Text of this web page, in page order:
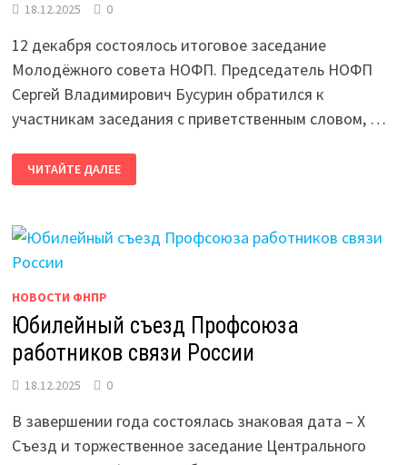
18.12.2025 0
12 декабря состоялось итоговое заседание
Молодёжного совета НОФП. Председатель НОФП
Сергей Владимирович Бусурин обратился к
участникам заседания с приветственным словом, …
ИТОГОВОЕ
ЗАСЕДАНИЕ
МОЛОДЁЖНОГО
ЧИТАЙТЕ ДАЛЕЕ
НОВОСТИ ФНПР
Юбилейный съезд Профсоюза
работников связи России
18.12.2025 0
В завершении года состоялась знаковая дата – X
Съезд и торжественное заседание Центрального